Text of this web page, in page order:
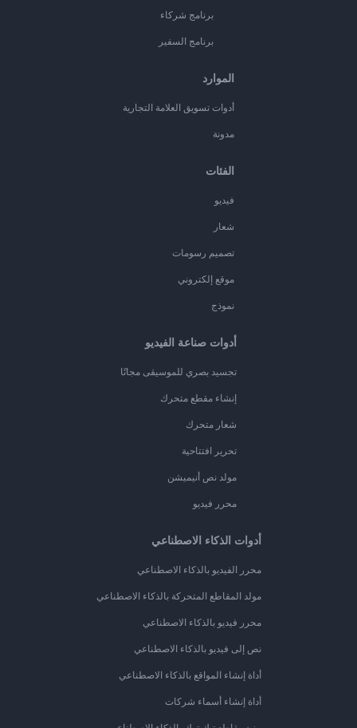
برنامج شركاء
برنامج السفير
الموارد
أدوات تسويق العلامة التجارية
مدونة
الفئات
فيديو
شعار
تصميم رسومات
موقع إلكتروني
نموذج
أدوات صناعة الفيديو
تجسيد بصري للموسيقى مجانًا
إنشاء مقطع متحرك
شعار متحرك
تحرير افتتاحية
مولد نص أنيميشن
محرر فيديو
أدوات الذكاء الاصطناعي
محرر الفيديو بالذكاء الاصطناعي
مولد المقاطع المتحركة بالذكاء الاصطناعي
محرر فيديو بالذكاء الاصطناعي
نص إلى فيديو بالذكاء الاصطناعي
أداة إنشاء المواقع بالذكاء الاصطناعي
أداة إنشاء أسماء شركات